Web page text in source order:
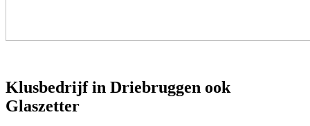
Klusbedrijf in Driebruggen ook
Glaszetter